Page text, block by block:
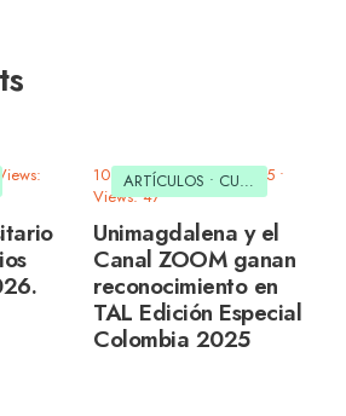
Views:
ARTÍCULOS • CULTURAL
10 de noviembre de 2025 •
Views: 47
Unimagdalena y el
Canal ZOOM ganan
reconocimiento en
TAL Edición Especial
Colombia 2025